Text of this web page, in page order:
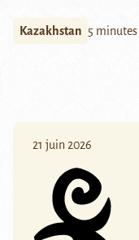
Kazakhstan 5 minutes
21 juin 2026